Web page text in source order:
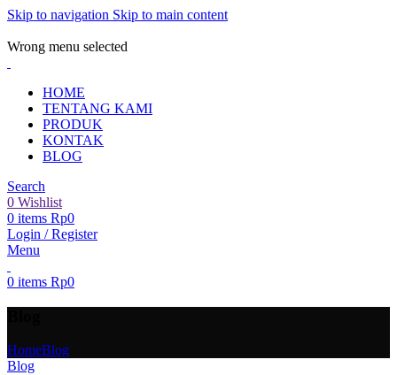
Skip to navigation Skip to main content
Wrong menu selected
HOME
TENTANG KAMI
PRODUK
KONTAK
BLOG
Search
0 Wishlist
0 items Rp0
Login / Register
Menu
0 items Rp0
HomeBlog
Blog